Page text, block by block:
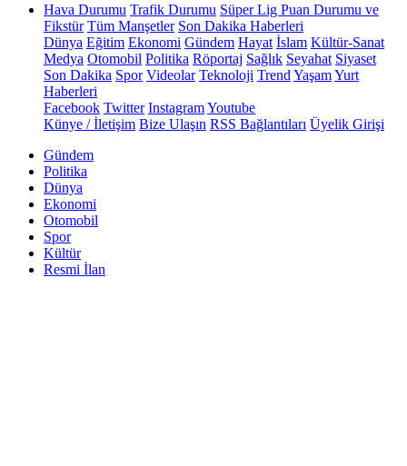
Hava Durumu Trafik Durumu Süper Lig Puan Durumu ve
Fikstür Tüm Manşetler Son Dakika Haberleri
Dünya Eğitim Ekonomi Gündem Hayat İslam Kültür-Sanat
Medya Otomobil Politika Röportaj Sağlık Seyahat Siyaset
Son Dakika Spor Videolar Teknoloji Trend YaşamYurt
Haberleri
Facebook Twitter InstagramYoutube
Künye / İletişim Bize Ulaşın RSS Bağlantıları Üyelik Girişi
Gündem
Politika
Dünya
Ekonomi
Otomobil
Spor
Kültür
Resmi İlan